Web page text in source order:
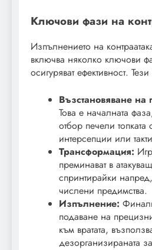
Ключови фази на
Изпълнението на
включва няколко ключови
осигуряват ефективност.
Възстановяване на
Това е началната
отбор печели
интерсепции или
Трансформация:
преминават в
спринтирайки
числени предимства.
Изпълнение:
подаване на
към вратата,
дезорганизираната